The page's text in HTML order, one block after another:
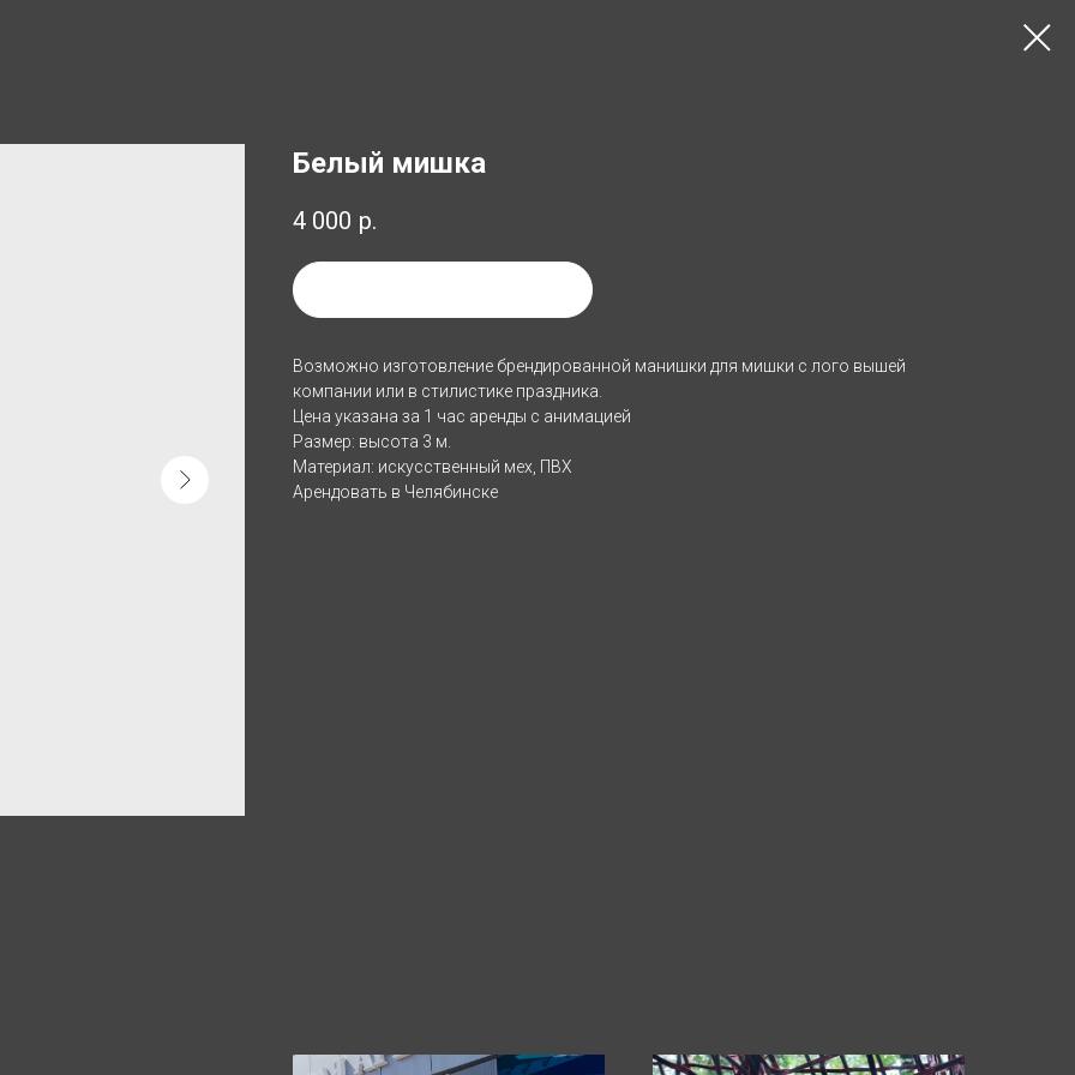
Белый мишка
4 000 р.
Возможно изготовление брендированной манишки для мишки с лого вышей
компании или в стилистике праздника.
Цена указана за 1 час аренды с анимацией
Размер: высота 3 м.
Материал: искусственный мех, ПВХ
Арендовать в Челябинске